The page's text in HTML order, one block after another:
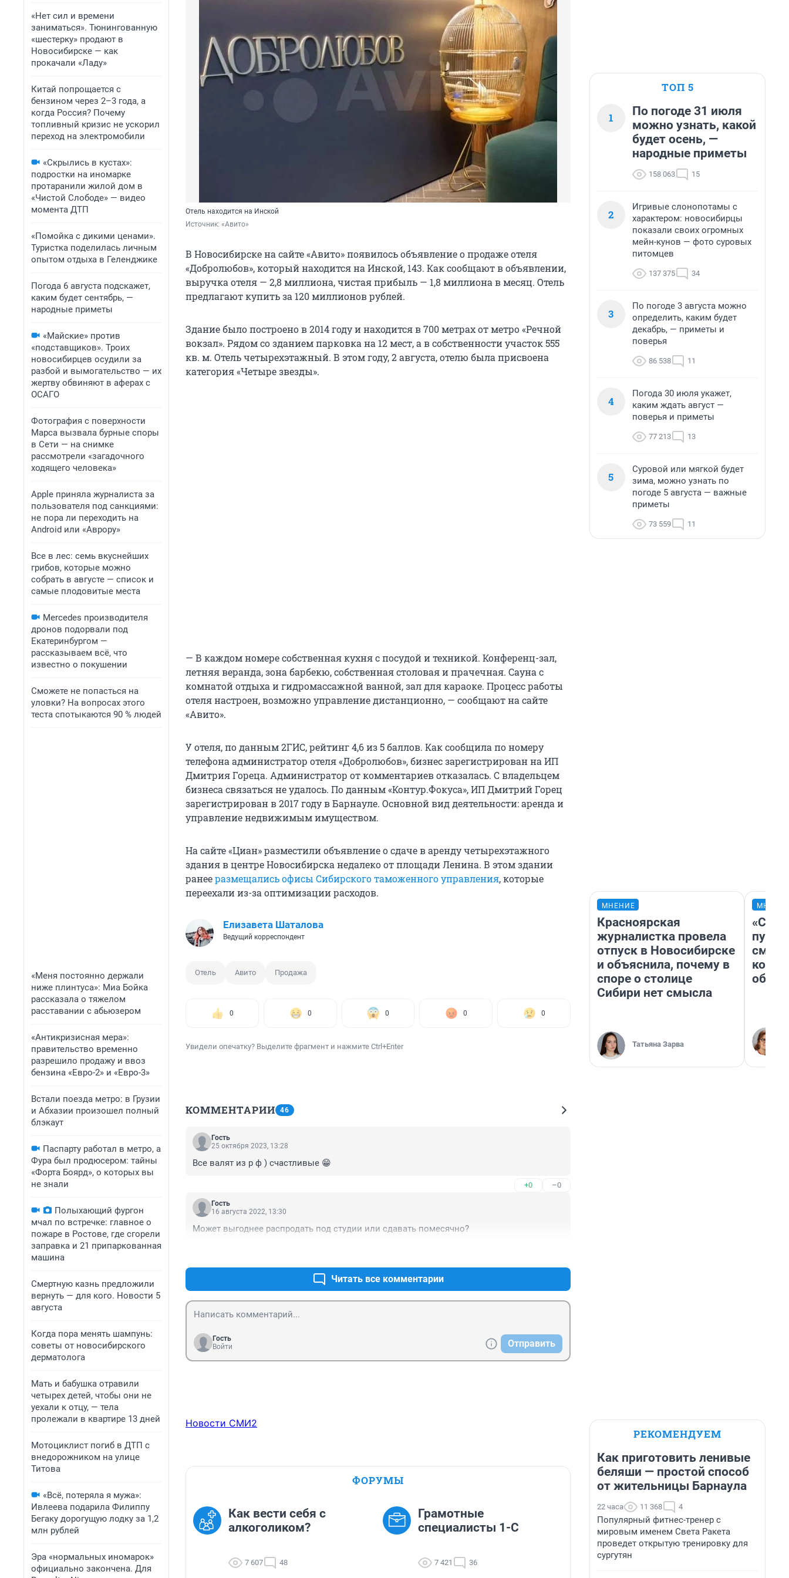
«Нет сил и времени
заниматься». Тюнингованную
«шестерку» продают в
Новосибирске — как
прокачали «Ладу»
Китай попрощается с
бензином через 2–3 года, а
когда Россия? Почему
топливный кризис не ускорил
переход на электромобили
«Скрылись в кустах»:
подростки на иномарке
протаранили жилой дом в
«Чистой Слободе» — видео
момента ДТП
«Помойка с дикими ценами».
Туристка поделилась личным
опытом отдыха в Геленджике
Погода 6 августа подскажет,
каким будет сентябрь, —
народные приметы
«Майские» против
«подставщиков». Троих
новосибирцев осудили за
разбой и вымогательство — их
жертву обвиняют в аферах с
ОСАГО
Фотография с поверхности
Марса вызвала бурные споры
в Сети — на снимке
рассмотрели «загадочного
ходящего человека»
Apple приняла журналиста за
пользователя под санкциями:
не пора ли переходить на
Android или «Аврору»
Все в лес: семь вкуснейших
грибов, которые можно
собрать в августе — список и
самые плодовитые места
Mercedes производителя
дронов подорвали под
Екатеринбургом —
рассказываем всё, что
известно о покушении
Сможете не попасться на
уловки? На вопросах этого
теста спотыкаются 90 % людей
«Меня постоянно держали
ниже плинтуса»: Миа Бойка
рассказала о тяжелом
расставании с абьюзером
«Антикризисная мера»:
правительство временно
разрешило продажу и ввоз
бензина «Евро-2» и «Евро-3»
Встали поезда метро: в Грузии
и Абхазии произошел полный
блэкаут
Паспарту работал в метро, а
Фура был продюсером: тайны
«Форта Боярд», о которых вы
не знали
Полыхающий фургон
мчал по встречке: главное о
пожаре в Ростове, где сгорели
заправка и 21 припаркованная
машина
Смертную казнь предложили
вернуть — для кого. Новости 5
августа
Когда пора менять шампунь:
советы от новосибирского
дерматолога
Мать и бабушка отравили
четырех детей, чтобы они не
уехали к отцу, — тела
пролежали в квартире 13 дней
Мотоциклист погиб в ДТП с
внедорожником на улице
Титова
«Всё, потеряла я мужа»:
Ивлеева подарила Филиппу
Бегаку дорогущую лодку за 1,2
млн рублей
Эра «нормальных иномарок»
официально закончена. Для
Отель находится на Инской
Источник: «Авито»
В Новосибирске на сайте «Авито» появилось объявление о продаже отеля
«Добролюбов», который находится на Инской, 143. Как сообщают в объявлении,
выручка отеля — 2,8 миллиона, чистая прибыль — 1,8 миллиона в месяц. Отель
предлагают купить за 120 миллионов рублей.
Здание было построено в 2014 году и находится в 700 метрах от метро «Речной
вокзал». Рядом со зданием парковка на 12 мест, а в собственности участок 555
кв. м. Отель четырехэтажный. В этом году, 2 августа, отелю была присвоена
категория «Четыре звезды».
— В каждом номере собственная кухня с посудой и техникой. Конференц-зал,
летняя веранда, зона барбекю, собственная столовая и прачечная. Сауна с
комнатой отдыха и гидромассажной ванной, зал для караоке. Процесс работы
отеля настроен, возможно управление дистанционно, — сообщают на сайте
«Авито».
У отеля, по данным 2ГИС, рейтинг 4,6 из 5 баллов. Как сообщила по номеру
телефона администратор отеля «Добролюбов», бизнес зарегистрирован на ИП
Дмитрия Гореца. Администратор от комментариев отказалась. С владельцем
бизнеса связаться не удалось. По данным «Контур.Фокуса», ИП Дмитрий Горец
зарегистрирован в 2017 году в Барнауле. Основной вид деятельности: аренда и
управление недвижимым имуществом.
На сайте «Циан» разместили объявление о сдаче в аренду четырехэтажного
здания в центре Новосибирска недалеко от площади Ленина. В этом здании
ранееразмещались офисы Сибирского таможенного управления, которые
переехали из-за оптимизации расходов.
Елизавета Шаталова
Ведущий корреспондент
Отель Авито Продажа
0 0 0 0 0
Увидели опечатку? Выделите фрагмент и нажмите Ctrl+Enter
КОММЕНТАРИИ 46
Гость
25 октября 2023, 13:28
Все валят из р ф ) счастливые 😁
+0 –0
Гость
16 августа 2022, 13:30
Может выгоднее распродать под студии или сдавать помесячно?
Читать все комментарии
Гость
Войти
Отправить
Новости СМИ2
ФОРУМЫ
Как вести себя с
алкоголиком?
7 607 48
Грамотные
специалисты 1-С
7 421 36
ТОП 5
1
По погоде 31 июля
можно узнать, какой
будет осень, —
народные приметы
158 063 15
2
Игривые слонопотамы с
характером: новосибирцы
показали своих огромных
мейн-кунов — фото суровых
питомцев
137 375 34
3
По погоде 3 августа можно
определить, каким будет
декабрь, — приметы и
поверья
86 538 11
4
Погода 30 июля укажет,
каким ждать август —
поверья и приметы
77 213 13
5
Суровой или мягкой будет
зима, можно узнать по
погоде 5 августа — важные
приметы
73 559 11
МНЕНИЕ
Красноярская
журналистка провела
отпуск в Новосибирске
и объяснила, почему в
споре о столице
Сибири нет смысла
Татьяна Зарва
РЕКОМЕНДУЕМ
Как приготовить ленивые
беляши — простой способ
от жительницы Барнаула
22 часа 11 368 4
Популярный фитнес-тренер с
мировым именем Света Ракета
проведет открытую тренировку для
сургутян